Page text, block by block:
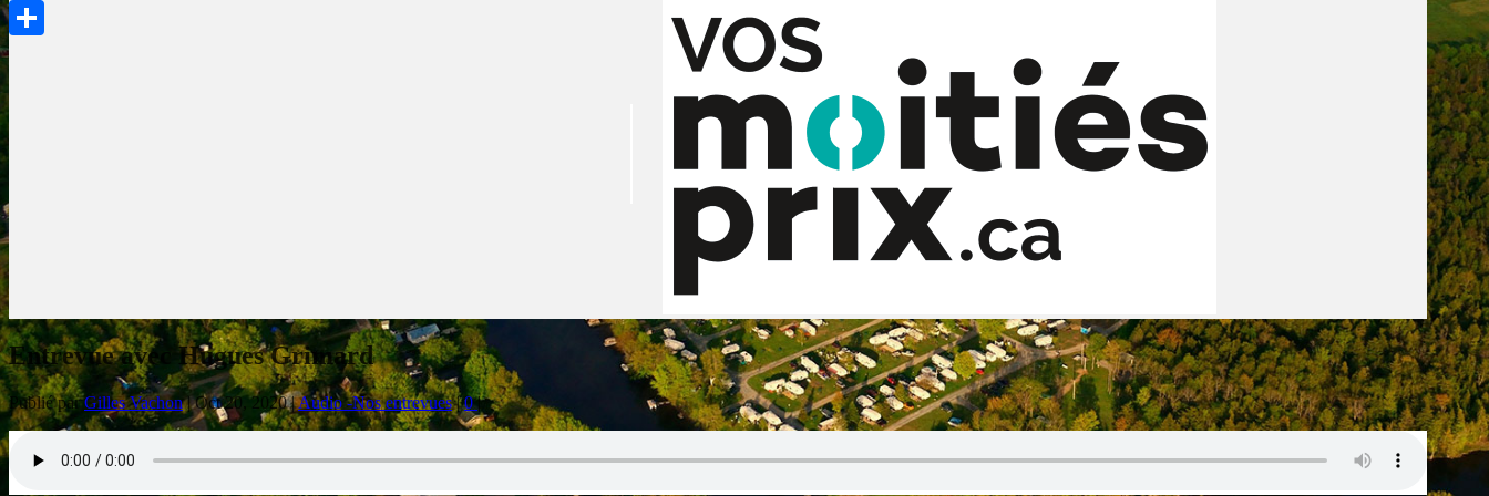
Entrevue avec Hugues Grimard
Publié parGilles Vachon|Oct 20, 2020|Audio -Nos entrevues|0|
PrintFriendly